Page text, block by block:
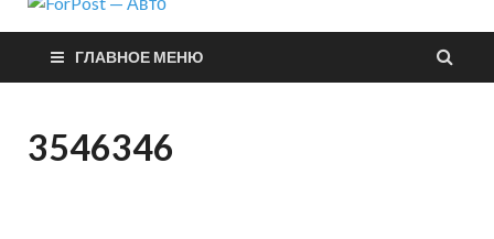
ForPost —
Авто
ГЛАВНОЕ МЕНЮ
3546346